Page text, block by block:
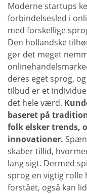
Moderne startups
forbindelsesled i
med forskellige
Den hollandske
gør det meget
deres eget sprog,
tilbud er et
det hele værd.
baseret på
folk elsker trends,
innovationer.
skaber tillid,
lang sigt. Dermed
sprog en vigtig rolle
forstået, også kan